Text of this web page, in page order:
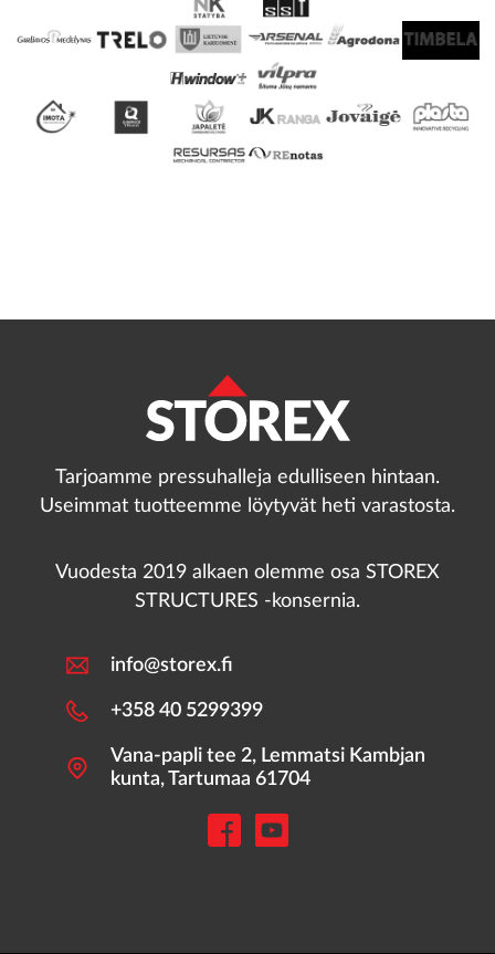
Tarjoamme pressuhalleja edulliseen hintaan.
Useimmat tuotteemme löytyvät heti varastosta.
Vuodesta 2019 alkaen olemme osa STOREX
STRUCTURES -konsernia.
info@storex.fi
+358 40 5299399
Vana-papli tee 2, Lemmatsi Kambjan
kunta, Tartumaa 61704